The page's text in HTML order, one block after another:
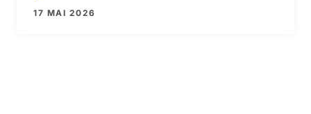
17 MAI 2026